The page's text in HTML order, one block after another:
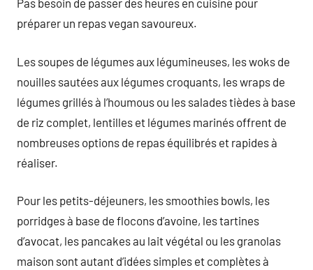
Pas besoin de passer des heures en cuisine pour
préparer un repas vegan savoureux.
Les soupes de légumes aux légumineuses, les woks de
nouilles sautées aux légumes croquants, les wraps de
légumes grillés à l’houmous ou les salades tièdes à base
de riz complet, lentilles et légumes marinés offrent de
nombreuses options de repas équilibrés et rapides à
réaliser.
Pour les petits-déjeuners, les smoothies bowls, les
porridges à base de flocons d’avoine, les tartines
d’avocat, les pancakes au lait végétal ou les granolas
maison sont autant d’idées simples et complètes à